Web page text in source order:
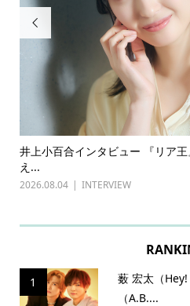

井上小百合インタビュー 『リア
え...
2026.08.04 INTERVIEW
1
薮 宏太（
（A.B....